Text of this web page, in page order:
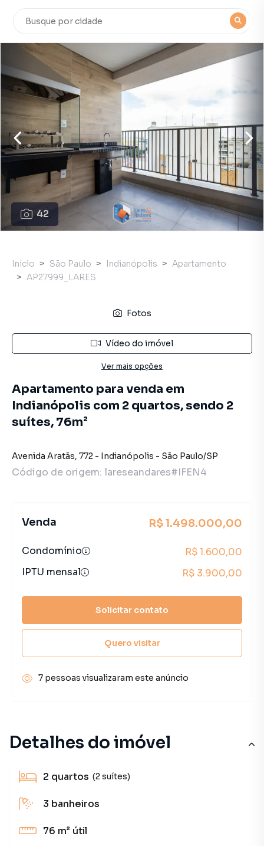
42
Detalhes do imóvel
2 quartos (2 suítes)
3 banheiros
76 m² útil
Início São Paulo Indianópolis
Apartamento
AP27999_LARES
Fotos
Vídeo do imóvel
Ver mais opções
Apartamento para venda em
Indianópolis com 2 quartos, sendo 2
suítes, 76m²
Avenida Aratãs, 772 - Indianópolis - São Paulo/SP
Código de origem: lareseandares#IFEN4
Venda R$ 1.498.000,00
Condomínio
R$ 1.600,00
IPTU mensal
R$ 3.900,00
Solicitar contato
Quero visitar
7 pessoas visualizaram este anúncio